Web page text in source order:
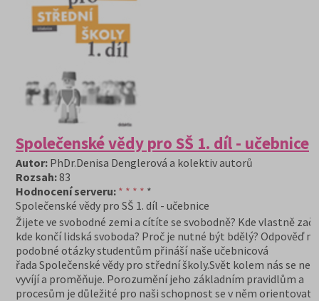
Společenské vědy pro SŠ 1. díl - učebnice
Autor: PhDr.Denisa Denglerová a kolektiv autorů
Rozsah:83
Hodnocení serveru: * * * * *
Společenské vědy pro SŠ 1. díl - učebnice
Žijete ve svobodné zemi a cítíte se svobodně? Kde vlastně
kde končí lidská svoboda? Proč je nutné být bdělý? Odpověď
podobné otázky studentům přináší naše učebnicová
řada Společenské vědy pro střední školy.Svět kolem nás se
vyvíjí a proměňuje. Porozumění jeho základním pravidlům a
procesům je důležité pro naši schopnost se v něm orientovat.